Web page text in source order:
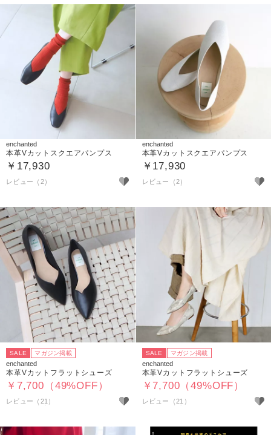
enchanted
本革Vカットスクエアパンプス
￥17,930
レビュー（2）
enchanted
本革Vカットスクエアパンプス
￥17,930
レビュー（2）
SALE マガジン掲載
enchanted
本革Vカットフラットシューズ
￥7,700（49%OFF）
レビュー（21）
SALE マガジン掲載
enchanted
本革Vカットフラットシューズ
￥7,700（49%OFF）
レビュー（21）